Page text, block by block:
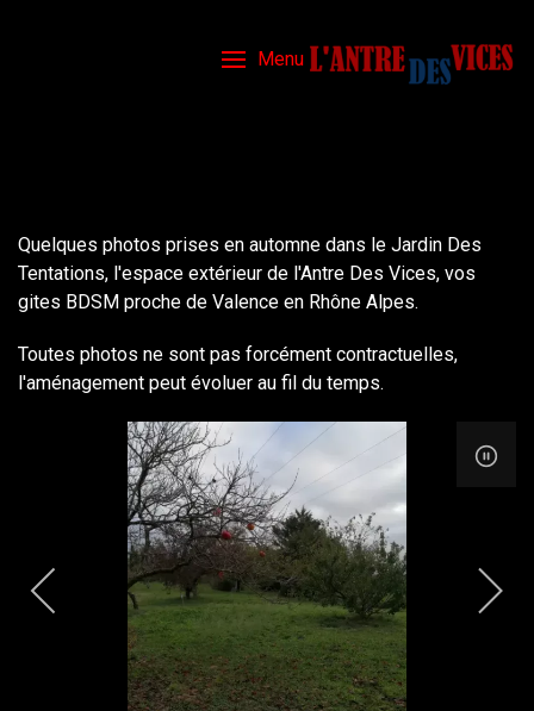
Menu
Quelques photos prises en automne dans le Jardin Des
Tentations, l'espace extérieur de l'Antre Des Vices, vos
gites BDSM proche de Valence en Rhône Alpes.
Toutes photos ne sont pas forcément contractuelles,
l'aménagement peut évoluer au fil du temps.